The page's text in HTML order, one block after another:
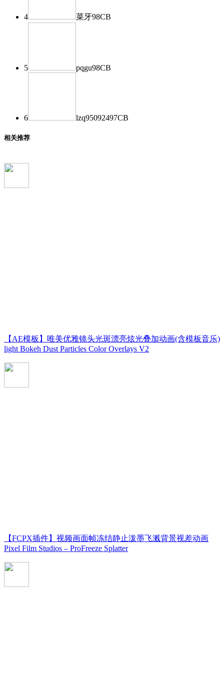
4 菜牙98CB
5 pqgu98CB
6 lzq95092497CB
相关推荐
【AE模板】唯美优雅镜头光斑漂亮炫光叠加动画(含模板音乐)
light Bokeh Dust Particles Color Overlays V2
【FCPX插件】视频画面帧冻结静止泼墨飞溅背景视差动画
Pixel Film Studios – ProFreeze Splatter